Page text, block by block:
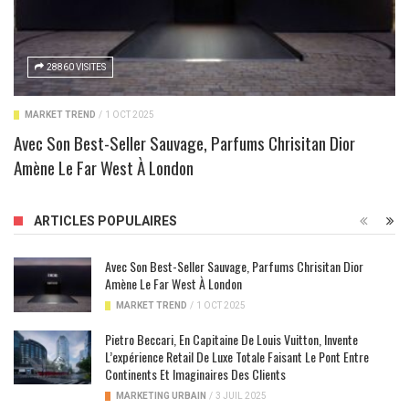
28860 VISITES
MARKET TREND / 1 OCT 2025
Avec Son Best-Seller Sauvage, Parfums Chrisitan Dior
Amène Le Far West À London
ARTICLES POPULAIRES
Avec Son Best-Seller Sauvage, Parfums Chrisitan Dior
Amène Le Far West À London
MARKET TREND / 1 OCT 2025
Pietro Beccari, En Capitaine De Louis Vuitton, Invente
L’expérience Retail De Luxe Totale Faisant Le Pont Entre
Continents Et Imaginaires Des Clients
MARKETING URBAIN / 3 JUIL 2025